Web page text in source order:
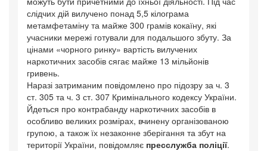
слідчих дій вилучено понад 5,5 кілограма
метамфетаміну та майже 300 грамів кокаїну, які
учасники мережі готували для подальшого збуту. За
цінами «чорного ринку» вартість вилучених
наркотичних засобів сягає майже 13 мільйонів
гривень.
Наразі затриманим повідомлено про підозру за ч. 3
ст. 305 та ч. 3 ст. 307 Кримінального кодексу України.
Йдеться про контрабанду наркотичних засобів в
особливо великих розмірах, вчинену організованою
групою, а також їх незаконне зберігання та збут на
території України, повідомляє пресслужба поліції.